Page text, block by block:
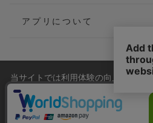
アプリについて
会社概要
ご利用規約
個
当サイトでは利用体験の向上および
ラフィックの分析を目的として
サイトの閲覧を継続された場合、
のといたします。